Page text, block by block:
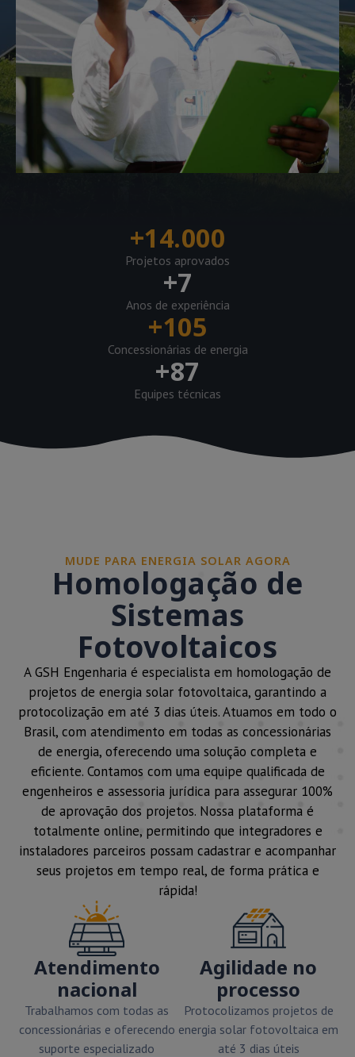
+14.000
Projetos aprovados
+7
Anos de experiência
+105
Concessionárias de energia
+87
Equipes técnicas
MUDE PARA ENERGIA SOLAR AGORA
Homologação de
Sistemas
Fotovoltaicos
A GSH Engenharia é especialista em homologação de
projetos de energia solar fotovoltaica, garantindo a
protocolização em até 3 dias úteis. Atuamos em todo o
Brasil, com atendimento em todas as concessionárias
de energia, oferecendo uma solução completa e
eficiente. Contamos com uma equipe qualificada de
engenheiros e assessoria jurídica para assegurar 100%
de aprovação dos projetos. Nossa plataforma é
totalmente online, permitindo que integradores e
instaladores parceiros possam cadastrar e acompanhar
seus projetos em tempo real, de forma prática e
rápida!
Atendimento
nacional
Trabalhamos com todas as
concessionárias e oferecendo
suporte especializado
Agilidade no
processo
Protocolizamos projetos de
energia solar fotovoltaica em
até 3 dias úteis